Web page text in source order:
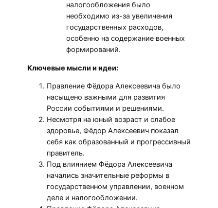
налогообложения было
необходимо из-за увеличения
государственных расходов,
особенно на содержание военных
формирований.
Ключевые мысли и идеи:
Правление Фёдора Алексеевича было
насыщено важными для развития
России событиями и решениями.
Несмотря на юный возраст и слабое
здоровье, Фёдор Алексеевич показал
себя как образованный и прогрессивный
правитель.
Под влиянием Фёдора Алексеевича
начались значительные реформы в
государственном управлении, военном
деле и налогообложении.